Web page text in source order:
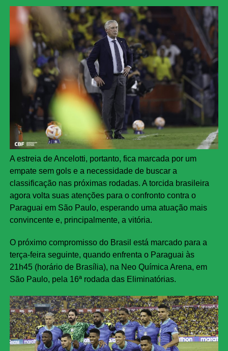
A estreia de Ancelotti, portanto, fica marcada por um
empate sem gols e a necessidade de buscar a
classificação nas próximas rodadas. A torcida brasileira
agora volta suas atenções para o confronto contra o
Paraguai em São Paulo, esperando uma atuação mais
convincente e, principalmente, a vitória.
O próximo compromisso do Brasil está marcado para a
terça-feira seguinte, quando enfrenta o Paraguai às
21h45 (horário de Brasília), na Neo Química Arena, em
São Paulo, pela 16ª rodada das Eliminatórias.